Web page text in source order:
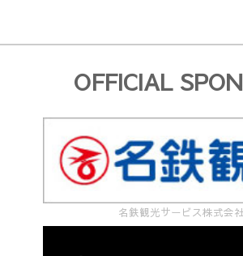
OFFICIAL
名鉄観光サービス株式会